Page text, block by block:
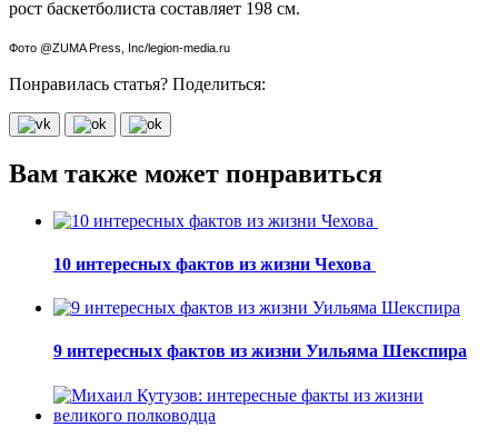
рост баскетболиста составляет 198 см.
Фото @ZUMA Press, Inc/legion-media.ru
Понравилась статья? Поделиться:
Вам также может понравиться
10 интересных фактов из жизни Чехова
9 интересных фактов из жизни Уильяма Шекспира